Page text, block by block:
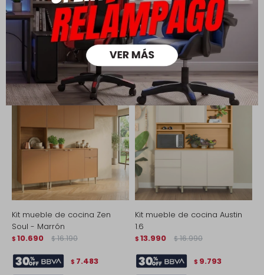
Productos que te pueden interesar
Kit mueble de cocina Zen
Soul - Marrón
$ 10.690 $ 16.190
$ 7.483
Kit mueble de cocina Austin
1.6
$ 13.990 $ 16.990
$ 9.793